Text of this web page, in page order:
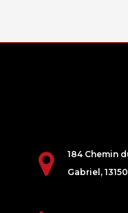
184 Chemin
Gabriel,